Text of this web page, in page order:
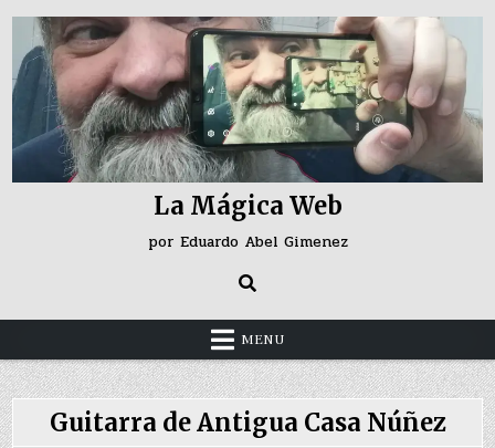
Skip
content
La Mágica Web
por Eduardo Abel Gimenez
MENU
Guitarra de Antigua Casa Núñez